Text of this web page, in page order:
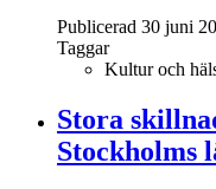
Publicerad 30 juni
Taggar
Kultur och
Stora
Stockholms